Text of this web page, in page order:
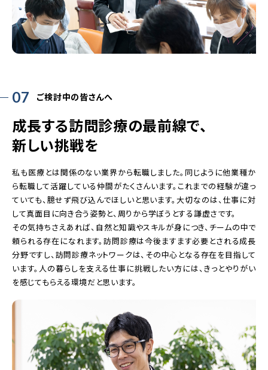
07 ご検討中の皆さんへ
成長する訪問診療の最前線で、
新しい挑戦を
私も医療とは関係のない業界から転職しました。同じように他業種か
ら転職して活躍している仲間がたくさんいます。これまでの経験が違っ
ていても、臆せず飛び込んでほしいと思います。大切なのは、仕事に対
して真面目に向き合う姿勢と、周りから学ぼうとする謙虚さです。
その気持ちさえあれば、自然と知識やスキルが身につき、チームの中で
頼られる存在になれます。訪問診療は今後ますます必要とされる成長
分野ですし、訪問診療ネットワークは、その中心となる存在を目指して
います。人の暮らしを支える仕事に挑戦したい方には、きっとやりがい
を感じてもらえる環境だと思います。